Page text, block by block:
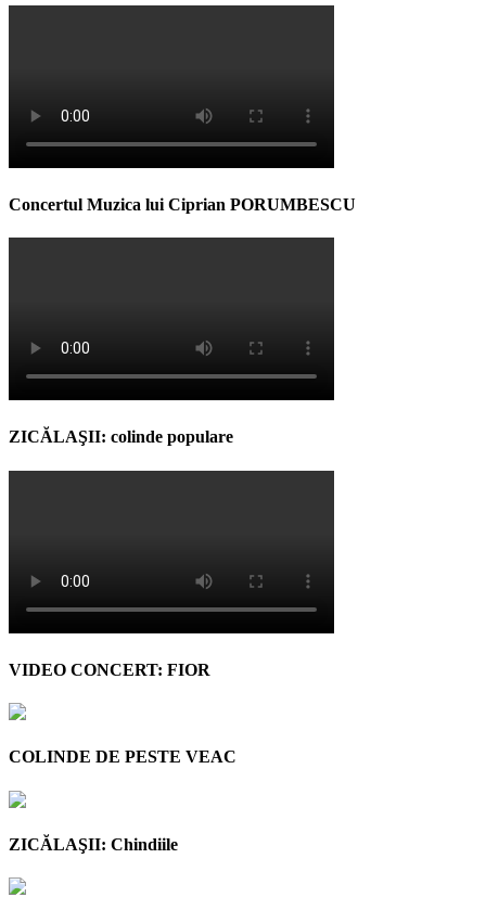
Concertul Muzica lui Ciprian PORUMBESCU
ZICĂLAŞII: colinde populare
VIDEO CONCERT: FIOR
COLINDE DE PESTE VEAC
ZICĂLAŞII: Chindiile